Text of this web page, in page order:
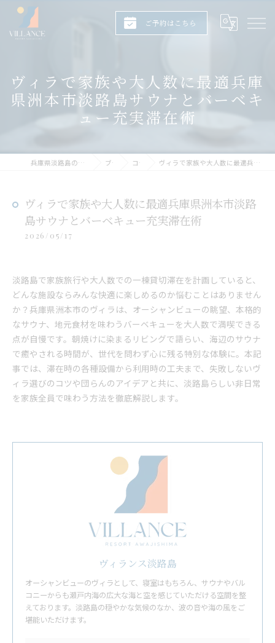
ご予約はこちら
ヴィラで家族や大人数に最適兵庫
県洲本市淡路島サウナとバーベキ
ュー充実滞在術
兵庫県淡路島のヴィラならヴィランス淡路島 ブログ コラム ヴィラで家族や大人数に最適兵庫県洲本市淡路島サウナとバーベキュー充実滞在術
ヴィラで家族や大人数に最適兵庫県洲本市淡路
島サウナとバーベキュー充実滞在術
2026/05/17
淡路島で家族旅行や大人数での一棟貸切滞在を計画していると、
どんな施設ならみんな快適に楽しめるのか悩むことはありません
か？兵庫県洲本市のヴィラは、オーシャンビューの眺望、本格的
なサウナ、地元食材を味わうバーベキューを大人数で満喫できる
点が自慢です。朝焼けに染まるリビングで語らい、海辺のサウナ
で癒やされる時間が、世代を問わず心に残る特別な体験に。本記
事では、滞在時の各種設備から利用時の工夫まで、失敗しないヴ
ィラ選びのコツや団らんのアイデアと共に、淡路島らしい非日常
を家族全員で味わう方法を徹底解説します。
ヴィランス淡路島
オーシャンビューのヴィラとして、寝室はもちろん、サウナやバル
コニーからも瀬戸内海の広大な海と空を感じていただける空間を整
えております。淡路島の穏やかな気候のなか、波の音や海の風をご
堪能いただけます。